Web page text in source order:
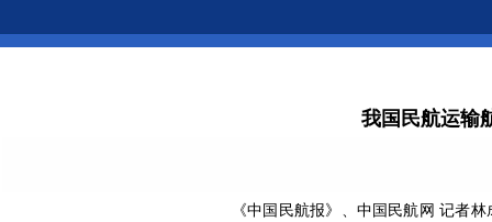
我国民航运输
《中国民航报》、中国民航网 记者